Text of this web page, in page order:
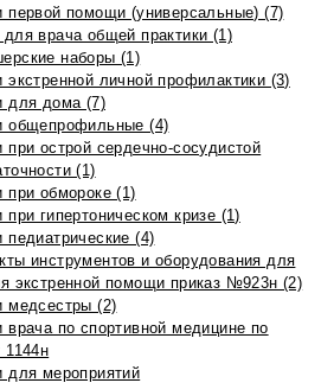
первой помощи (универсальные) (7)
врача общей практики (1)
наборы (1)
экстренной личной профилактики (3)
для дома (7)
общепрофильные (4)
при острой сердечно-сосудистой
(1)
при обмороке (1)
при гипертоническом кризе (1)
педиатрические (4)
инструментов и оборудования для
экстренной помощи приказ №923н (2)
медсестры (2)
врача по спортивной медицине по
1144н
для мероприятий